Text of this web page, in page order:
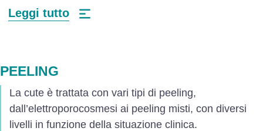
Leggi tutto
PEELING
La cute è trattata con vari tipi di peeling,
dall’elettroporocosmesi ai peeling misti, con diversi
livelli in funzione della situazione clinica.